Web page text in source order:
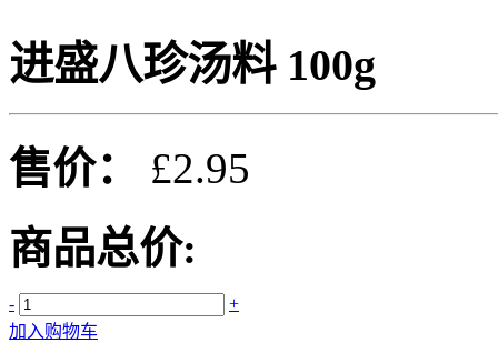
进盛八珍汤料 100g
售价：
£2.95
商品总价:
-
+
加入购物车